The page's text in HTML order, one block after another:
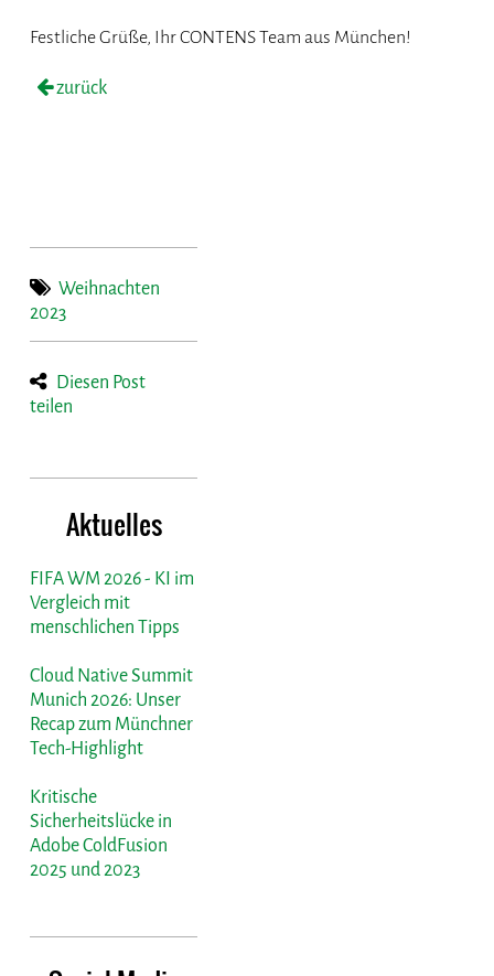
Festliche Grüße, Ihr CONTENS Team aus München!
zurück
Weihnachten
2023
Diesen Post
teilen
Aktuelles
FIFA WM 2026 - KI im
Vergleich mit
menschlichen Tipps
Cloud Native Summit
Munich 2026: Unser
Recap zum Münchner
Tech-Highlight
Kritische
Sicherheitslücke in
Adobe ColdFusion
2025 und 2023